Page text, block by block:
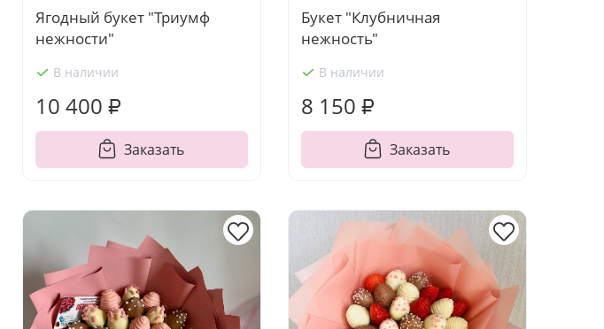
Ягодный букет "Триумф
нежности"
В наличии
10 400 ₽
Заказать
Букет "Клубничная
нежность"
В наличии
8 150 ₽
Заказать